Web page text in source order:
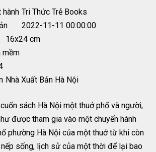
hành Tri Thức Trẻ Books
2022-11-11 00:00:00
16x24 cm
mềm
Nhà Xuất Bản Hà Nội
sách Hà Nội một thuở phố và người,
được tham gia vào một chuyến hành
phường Hà Nội của một thuở từ khi còn
sống, lịch sử của một thời để lại bao